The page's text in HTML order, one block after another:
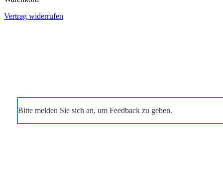
Vertrag widerrufen
Bitte melden Sie sich an, um Feedback zu geben.